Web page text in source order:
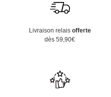
Livraison relais offerte
dès 59,90€